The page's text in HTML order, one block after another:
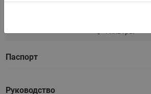
Документы
Паспорт
Руководство